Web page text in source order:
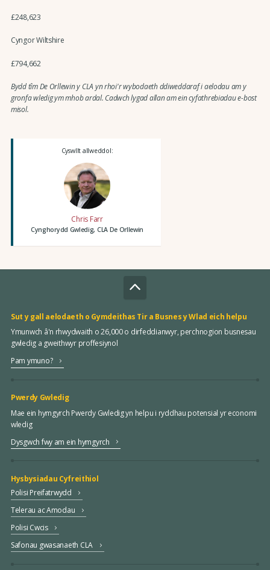
£248,623
Cyngor Wiltshire
£794,662
Bydd tîm De Orllewin y CLA yn rhoi'r wybodaeth ddiweddaraf i aelodau am y
gronfa wledig ym mhob ardal. Cadwch lygad allan am ein cyfathrebiadau e-bost
misol.
Cyswllt allweddol:
Chris Farr
Cynghorydd Gwledig, CLA De Orllewin
Sut y gall aelodaeth o Gymdeithas Tir a Busnes y Wlad eich helpu
Ymunwch â'n rhwydwaith o 26,000 o dirfeddianwyr, perchnogion busnesau
gwledig a gweithwyr proffesiynol
Pam ymuno?
Pwerdy Gwledig
Mae ein hymgyrch Pwerdy Gwledig yn helpu i ryddhau potensial yr economi
wledig
Dysgwch fwy am ein hymgyrch
Hysbysiadau Cyfreithiol
Polisi Preifatrwydd
Telerau ac Amodau
Polisi Cwcis
Safonau gwasanaeth CLA